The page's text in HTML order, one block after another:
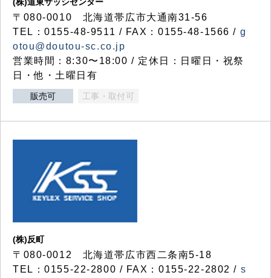
〒080-0010 北海道帯広市大通南31-56
TEL：0155-48-9511 / FAX：0155-48-1566 / g
otou@doutou-sc.co.jp
営業時間：8:30〜18:00 / 定休日：日曜日・祝祭
日・他・土曜日有
販売可 工事・取付可
(株)反町
〒080-0012 北海道帯広市西二条南5-18
TEL：0155-22-2800 / FAX：0155-22-2802 / s